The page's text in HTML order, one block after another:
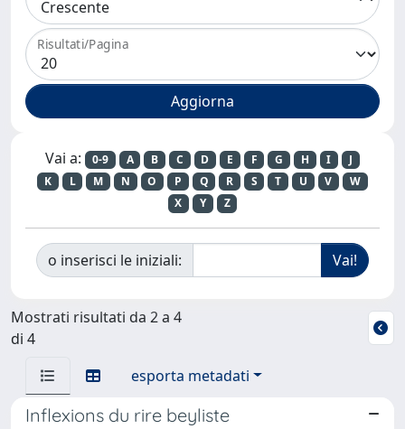
Risultati/Pagina
Vai a: 0-9 A B C D E F G H I
J
K
L M N O P Q R S T U V
W
X
Y Z
o inserisci le iniziali:
Mostrati risultati da 2 a 4
di 4
esporta metadati
Inflexions du rire beyliste